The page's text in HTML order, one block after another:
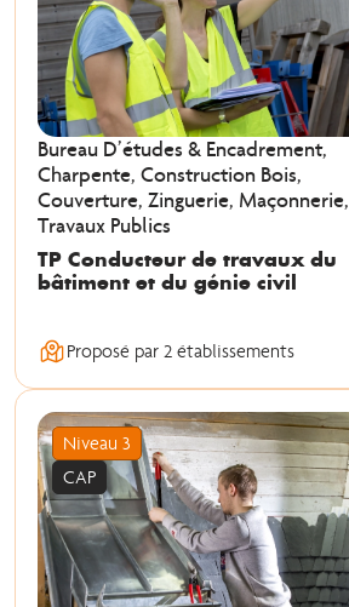
Bureau D’études & Encadrement,
Charpente, Construction Bois,
Couverture, Zinguerie, Maçonnerie,
Travaux Publics
TP Conducteur de travaux du
bâtiment et du génie civil
Proposé par 2 établissements
Niveau 3
CAP